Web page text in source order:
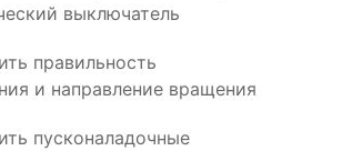
выключатель
правильность
и направление вращения
пусконаладочные